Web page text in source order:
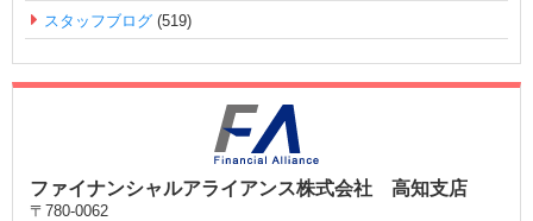
スタッフブログ (519)
ファイナンシャルアライアンス株式会社 高知支店
〒780-0062